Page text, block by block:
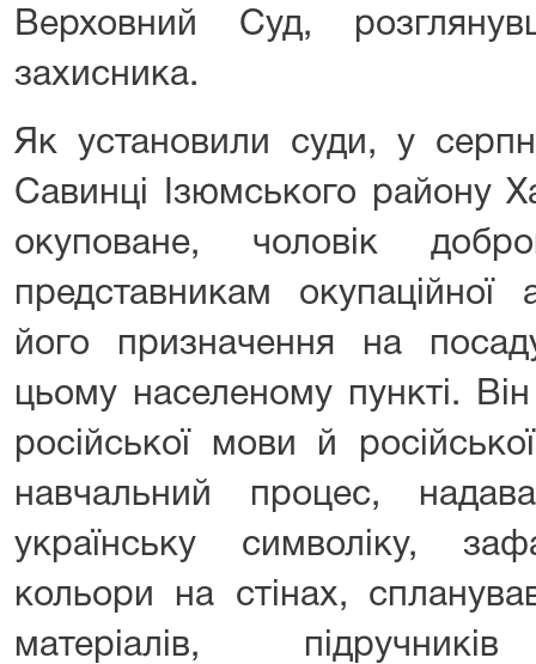
Верховний Суд,
захисника.
Як установили суди, у
Савинці Ізюмського району
окуповане, чоловік
представникам окупаційної
його призначення на
цьому населеному пункті.
російської мови й
навчальний процес,
українську символіку,
кольори на стінах,
матеріалів,